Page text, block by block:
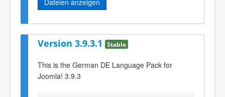
Version 3.9.3.1 Stable
This is the German DE Language Pack for
Joomla! 3.9.3